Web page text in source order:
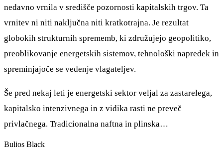
nedavno vrnila v središče pozornosti kapitalskih trgov. Ta
vrnitev ni niti naključna niti kratkotrajna. Je rezultat
globokih strukturnih sprememb, ki združujejo geopolitiko,
preoblikovanje energetskih sistemov, tehnološki napredek in
spreminjajoče se vedenje vlagateljev.
Še pred nekaj leti je energetski sektor veljal za zastarelega,
kapitalsko intenzivnega in z vidika rasti ne preveč
privlačnega. Tradicionalna naftna in plinska…
Bulios Black